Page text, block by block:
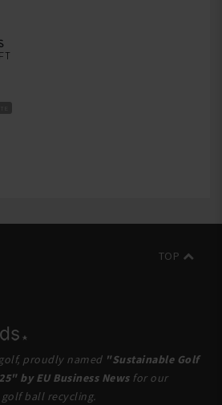
proudly named "Sustainable Golf
by EU Business Newsfor our
ball recycling.
TOP